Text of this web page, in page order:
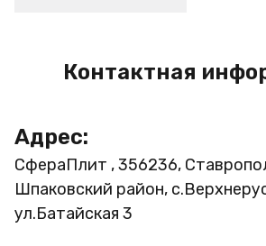
Контактная
Адрес:
СфераПлит , 356236,
Шпаковский район,
ул.Батайская 3